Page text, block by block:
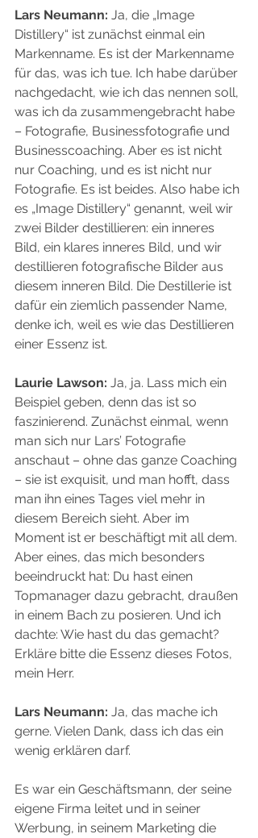
Lars Neumann: Ja, die „Image
Distillery“ ist zunächst einmal ein
Markenname. Es ist der Markenname
für das, was ich tue. Ich habe darüber
nachgedacht, wie ich das nennen soll,
was ich da zusammengebracht habe
– Fotografie, Businessfotografie und
Businesscoaching. Aber es ist nicht
nur Coaching, und es ist nicht nur
Fotografie. Es ist beides. Also habe ich
es „Image Distillery“ genannt, weil wir
zwei Bilder destillieren: ein inneres
Bild, ein klares inneres Bild, und wir
destillieren fotografische Bilder aus
diesem inneren Bild. Die Destillerie ist
dafür ein ziemlich passender Name,
denke ich, weil es wie das Destillieren
einer Essenz ist.
Laurie Lawson: Ja, ja. Lass mich ein
Beispiel geben, denn das ist so
faszinierend. Zunächst einmal, wenn
man sich nur Lars’ Fotografie
anschaut – ohne das ganze Coaching
– sie ist exquisit, und man hofft, dass
man ihn eines Tages viel mehr in
diesem Bereich sieht. Aber im
Moment ist er beschäftigt mit all dem.
Aber eines, das mich besonders
beeindruckt hat: Du hast einen
Topmanager dazu gebracht, draußen
in einem Bach zu posieren. Und ich
dachte: Wie hast du das gemacht?
Erkläre bitte die Essenz dieses Fotos,
mein Herr.
Lars Neumann: Ja, das mache ich
gerne. Vielen Dank, dass ich das ein
wenig erklären darf.
Es war ein Geschäftsmann, der seine
eigene Firma leitet und in seiner
Werbung, in seinem Marketing die